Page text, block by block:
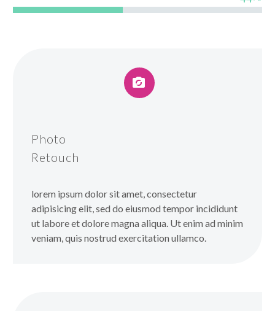


Photo
Retouch
lorem ipsum dolor sit amet, consectetur
adipisicing elit, sed do eiusmod tempor incididunt
ut labore et dolore magna aliqua. Ut enim ad minim
veniam, quis nostrud exercitation ullamco.